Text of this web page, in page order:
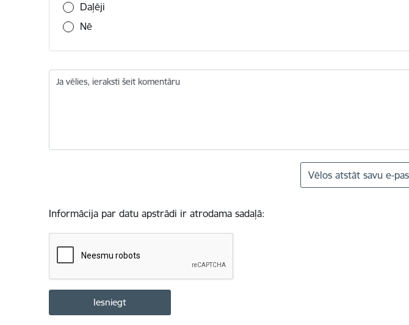
Daļēji
Nē
Ja vēlies, ieraksti šeit komentāru
Vēlos atstāt savu e-
Informācija par datu apstrādi ir atrodama sadaļā: